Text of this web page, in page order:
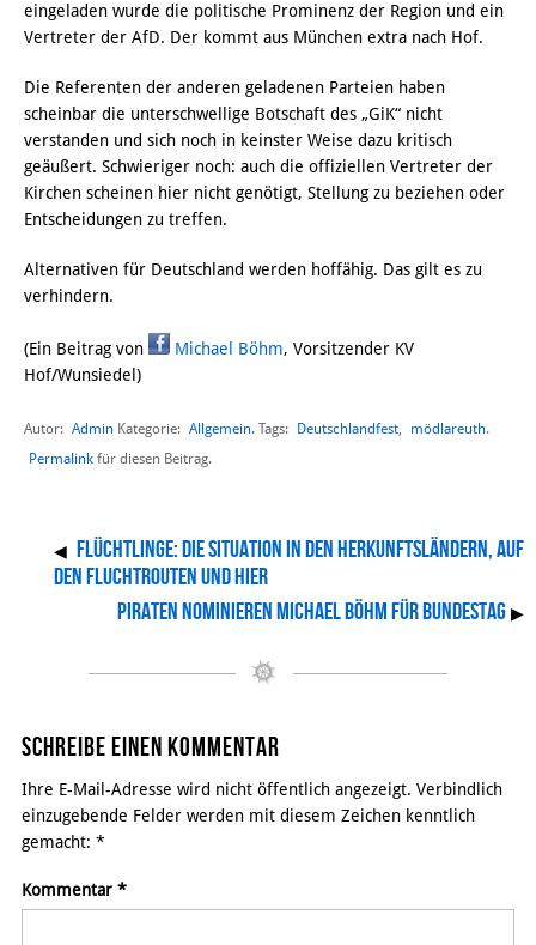
eingeladen wurde die politische Prominenz der Region und ein
Vertreter der AfD. Der kommt aus München extra nach Hof.
Die Referenten der anderen geladenen Parteien haben
scheinbar die unterschwellige Botschaft des „GiK“ nicht
verstanden und sich noch in keinster Weise dazu kritisch
geäußert. Schwieriger noch: auch die offiziellen Vertreter der
Kirchen scheinen hier nicht genötigt, Stellung zu beziehen oder
Entscheidungen zu treffen.
Alternativen für Deutschland werden hoffähig. Das gilt es zu
verhindern.
(Ein Beitrag von Michael Böhm, Vorsitzender KV
Hof/Wunsiedel)
Autor: Admin Kategorie: Allgemein. Tags: Deutschlandfest, mödlareuth.
Permalink für diesen Beitrag.
◀ Flüchtlinge: die Situation in den Herkunftsländern, auf
den Fluchtrouten und hier
Piraten nominieren Michael Böhm für Bundestag ▶
Schreibe einen Kommentar
Ihre E-Mail-Adresse wird nicht öffentlich angezeigt. Verbindlich
einzugebende Felder werden mit diesem Zeichen kenntlich
gemacht: *
Kommentar *